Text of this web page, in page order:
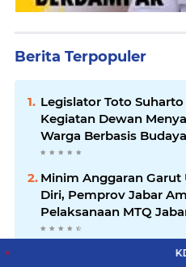
Berita Terpopuler
Legislator Toto Suharto
Kegiatan Dewan
Warga Berbasis Budaya
Minim Anggaran Garut
Diri, Pemprov Jabar
Pelaksanaan MTQ
Asrenum Panglima
KDM Fokus